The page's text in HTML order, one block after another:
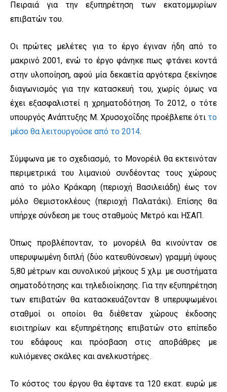
Πειραιά για την εξυπηρέτηση των εκατομμυρίων
επιβατών του.
Οι πρώτες μελέτες για το έργο έγιναν ήδη από το
μακρινό 2001, ενώ το έργο φάνηκε πως φτάνει κοντά
στην υλοποίηση, αφού μία δεκαετία αργότερα ξεκίνησε
διαγωνισμός για την κατασκευή του, χωρίς όμως να
έχει εξασφαλιστεί η χρηματοδότηση. Το 2012, ο τότε
υπουργός Ανάπτυξης Μ. Χρυσοχοΐδης προέβλεπε ότι το
μέσο θα λειτουργούσε από το 2014.
Σύμφωνα με το σχεδιασμό, το Μονορέιλ θα εκτεινόταν
περιμετρικά του λιμανιού συνδέοντας τους χώρους
από το μόλο Κράκαρη (περιοχή Βασιλειάδη) έως τον
μόλο Θεμιστοκλέους (περιοχή Παλατάκι). Επίσης θα
υπήρχε σύνδεση με τους σταθμούς Μετρό και ΗΣΑΠ.
Όπως προβλέπονταν, το μονορέιλ θα κινούνταν σε
υπερυψωμένη διπλή (δύο κατευθύνσεων) γραμμή ύψους
5,80 μέτρων και συνολικού μήκους 5 χλμ. με συστήματα
σηματοδότησης και τηλεδιοίκησης. Για την εξυπηρέτηση
των επιβατών θα κατασκευάζονταν 8 υπερυψωμένοι
σταθμοί οι οποίοι θα διέθεταν χώρους έκδοσης
εισιτηρίων και εξυπηρέτησης επιβατών στο επίπεδο
του εδάφους και πρόσβαση στις αποβάθρες με
κυλιόμενες σκάλες και ανελκυστήρες.
Το κόστος του έργου θα έφτανε τα 120 εκατ. ευρώ με